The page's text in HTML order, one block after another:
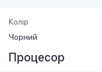
Колір
Чорний
Процесор